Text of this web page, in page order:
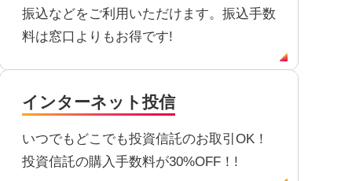
振込などをご利用いただけます。振込手数
料は窓口よりもお得です!
インターネット投信
いつでもどこでも投資信託のお取引OK！
投資信託の購入手数料が30%OFF！!